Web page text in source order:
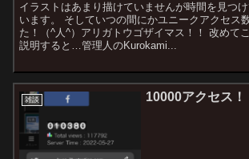
イラストはあまり描けていませんが時間を見つ
います。 そしていつの間にかユニークアクセス
た！（^人^）アリガトウゴザイマス！！ 改めて
説明すると…管理人のKurokami...
雑談